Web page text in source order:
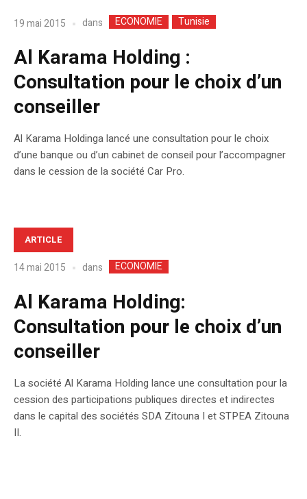
19 mai 2015 dans ECONOMIE Tunisie
Al Karama Holding :
Consultation pour le choix d’un
conseiller
Al Karama Holdinga lancé une consultation pour le choix
d’une banque ou d’un cabinet de conseil pour l’accompagner
dans le cession de la société Car Pro.
ARTICLE
14 mai 2015 dans ECONOMIE
Al Karama Holding:
Consultation pour le choix d’un
conseiller
La société Al Karama Holding lance une consultation pour la
cession des participations publiques directes et indirectes
dans le capital des sociétés SDA Zitouna I et STPEA Zitouna
II.